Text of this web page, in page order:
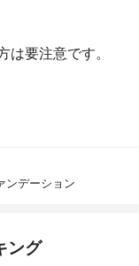
要注意です。
ンデーション
ング